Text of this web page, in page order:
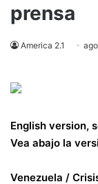
prensa
America 2.1
English version,
Vea abajo la
Venezuela /